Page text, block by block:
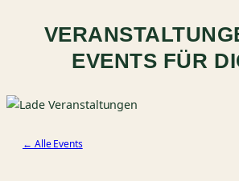
EVENTS FÜR
← Alle Events